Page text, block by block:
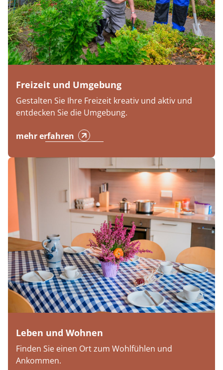
Freizeit und Umgebung
Gestalten Sie Ihre Freizeit kreativ und aktiv und
entdecken Sie die Umgebung.
mehr erfahren
Leben und Wohnen
Finden Sie einen Ort zum Wohlfühlen und
Ankommen.